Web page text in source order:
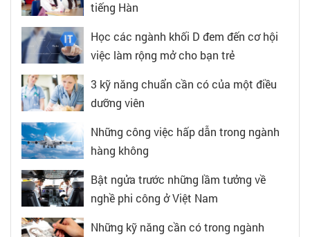
tiếng Hàn
Học các ngành khối D đem đến cơ hội
việc làm rộng mở cho bạn trẻ
3 kỹ năng chuẩn cần có của một điều
dưỡng viên
Những công việc hấp dẫn trong ngành
hàng không
Bật ngửa trước những lầm tưởng về
nghề phi công ở Việt Nam
Những kỹ năng cần có trong ngành